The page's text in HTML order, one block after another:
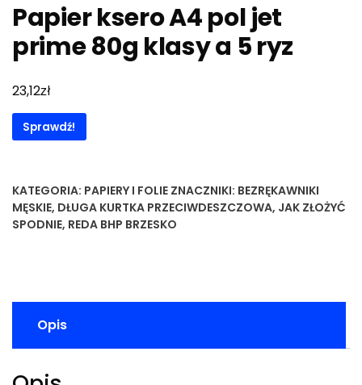
Papier ksero A4 pol jet
prime 80g klasy a 5 ryz
23,12zł
Sprawdź!
KATEGORIA: PAPIERY I FOLIE ZNACZNIKI: BEZRĘKAWNIKI
MĘSKIE, DŁUGA KURTKA PRZECIWDESZCZOWA, JAK ZŁOŻYĆ
SPODNIE, REDA BHP BRZESKO
Opis